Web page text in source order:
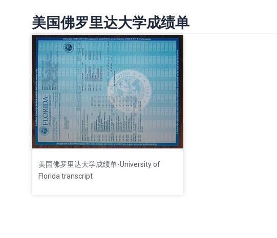
美国佛罗里达大学成绩单
美国佛罗里达大学成绩单-University of
Florida transcript